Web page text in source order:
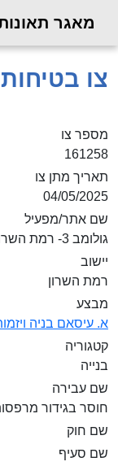
מאגר
צו בטיחות
מספר צו
161258
תאריך מתן צו
04/05/2025
שם אתר/מפעיל
גולומב 3- רמת השרון
יישוב
רמת השרון
מבצע
א. עיסאם בניה
קטגוריה
בנייה
שם עבירה
חוסר בגידור
שם חוק
שם סעיף